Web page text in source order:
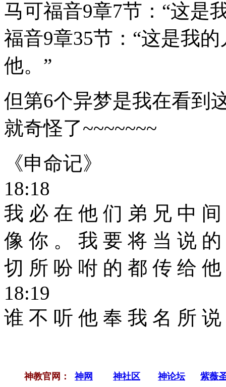
马可福音9章7节：“这是
福音9章35节：“这是我
他。”
但第6个异梦是我在看到
就奇怪了~~~~~~~
《申命记》
18:18
我 必 在 他 们 弟 兄 中
像 你 。 我 要 将 当 说
切 所 吩 咐 的 都 传 给
18:19
谁 不 听 他 奉 我 名 所